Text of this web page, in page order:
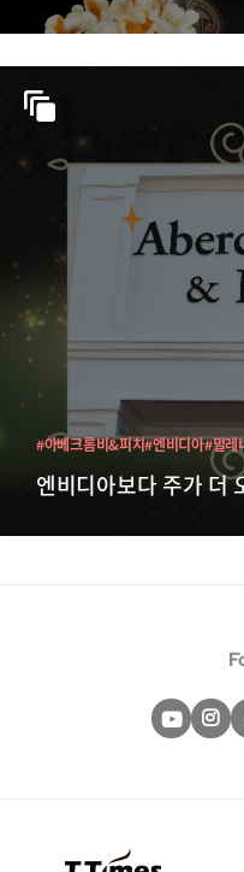
엔비디아보다 주가 더
#아베크롬비&피치#엔비디아#밀레